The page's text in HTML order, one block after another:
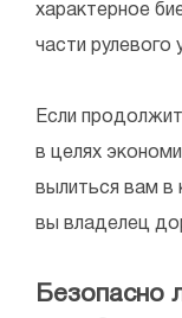
характерное
части рулевого
Если
в целях
вылиться вам в
вы владелец
Безопасно